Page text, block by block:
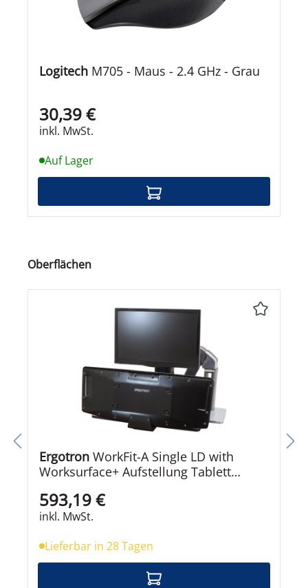
Logitech M705 - Maus - 2.4 GHz - Grau
30,39 €
inkl. MwSt.
Auf Lager
Produktgalerie überspringen
Oberflächen
Ergotron
Worksurface+ Aufstellung Tablett
Pivot LCD-Bildschirm/Tastatur/Maus
Schwarz Polished Aluminum
593,19 €
inkl. MwSt.
Lieferbar in 28 Tagen